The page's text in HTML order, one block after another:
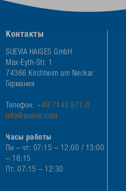
Контакты
SUEVIA HAIGES GmbH
Max-Eyth-Str. 1
74366 Kirchheim am Neckar
Германия
Телефон: +49 7143 971-0
info@suevia.com
Часы работы
Пн – чт: 07:15 – 12:00 / 13:00
– 16:15
Пт: 07:15 – 12:30